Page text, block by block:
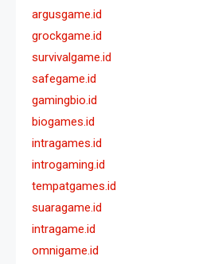
argusgame.id
grockgame.id
survivalgame.id
safegame.id
gamingbio.id
biogames.id
intragames.id
introgaming.id
tempatgames.id
suaragame.id
intragame.id
omnigame.id